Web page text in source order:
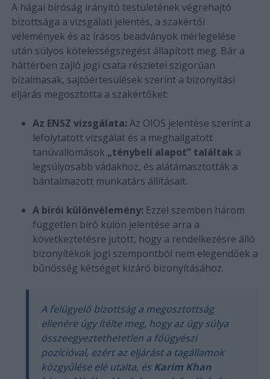
A hágai bíróság irányító testületének végrehajtó
bizottsága a vizsgálati jelentés, a szakértői
vélemények és az írásos beadványok mérlegelése
után súlyos kötelességszegést állapított meg. Bár a
háttérben zajló jogi csata részletei szigorúan
bizalmasak, sajtóértesülések szerint a bizonyítási
eljárás megosztotta a szakértőket:
Az ENSZ vizsgálata: Az OIOS jelentése szerint a
lefolytatott vizsgálat és a meghallgatott
tanúvallomások „ténybeli alapot” találtak a
legsúlyosabb vádakhoz, és alátámasztották a
bántalmazott munkatárs állításait.
A bírói különvélemény: Ezzel szemben három
független bíró külön jelentése arra a
következtetésre jutott, hogy a rendelkezésre álló
bizonyítékok jogi szempontból nem elegendőek a
bűnösség kétséget kizáró bizonyításához.
A felügyelő bizottság a megosztottság
ellenére úgy ítélte meg, hogy az ügy súlya
összeegyeztethetetlen a főügyészi
pozícióval, ezért az eljárást a tagállamok
közgyűlése elé utalta, ésKarim Khan